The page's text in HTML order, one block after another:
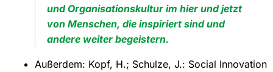
und Organisationskultur im hier und jetzt
von Menschen, die inspiriert sind und
andere weiter begeistern.
Außerdem: Kopf, H.; Schulze, J.: Social Innovation